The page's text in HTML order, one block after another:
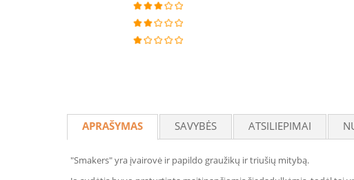
APRAŠYMAS SAVYBĖS ATSILIEPIMAI
"Smakers" yra įvairovė ir papildo graužikų ir triušių mitybą.